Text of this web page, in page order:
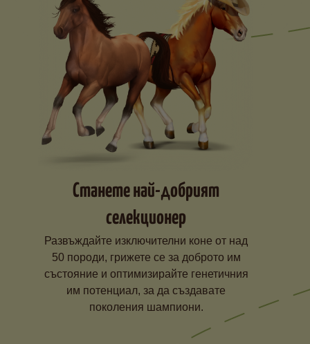
Станете най-добрият
селекционер
Развъждайте изключителни коне от над
50 породи, грижете се за доброто им
състояние и оптимизирайте генетичния
им потенциал, за да създавате
поколения шампиони.